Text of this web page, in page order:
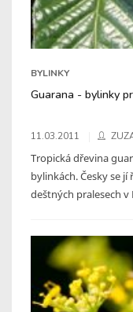
BYLINKY
Guarana - bylinky
11.03.2011
Tropická dřevina
bylinkách. Česky se
deštných pralesech v